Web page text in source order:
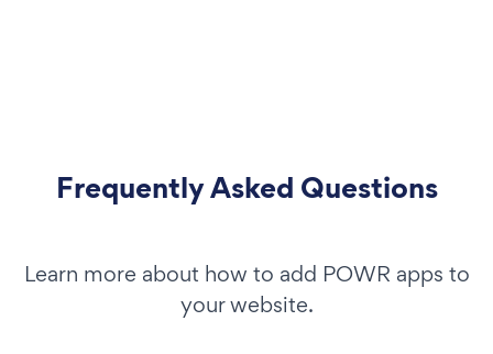
Frequently Asked Questions
Learn more about how to add POWR apps to
your website.